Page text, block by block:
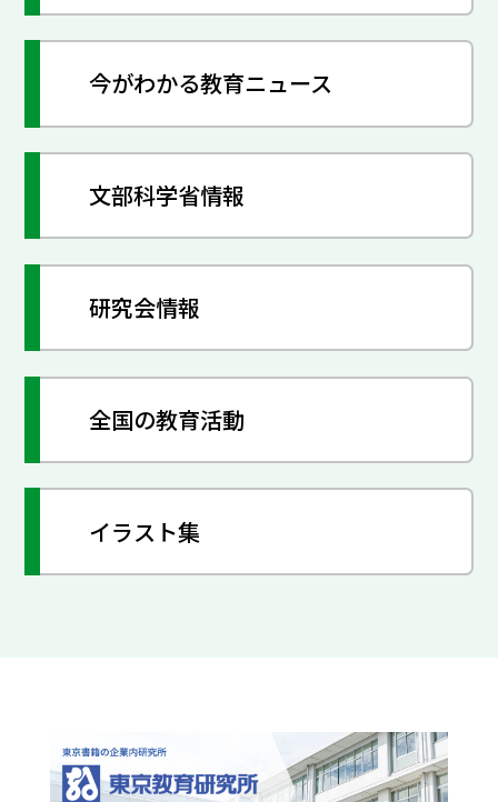
今がわかる教育ニュース
文部科学省情報
研究会情報
全国の教育活動
イラスト集